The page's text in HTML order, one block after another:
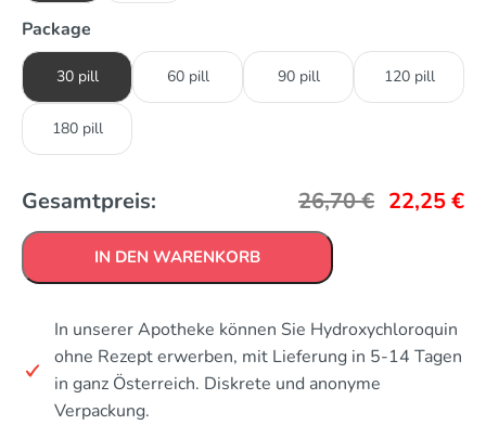
Package
30 pill 60 pill 90 pill 120 pill
180 pill
Gesamtpreis: 26,70€ 22,25€
IN DEN WARENKORB
In unserer Apotheke können Sie Hydroxychloroquin
ohne Rezept erwerben, mit Lieferung in 5-14 Tagen
in ganz Österreich. Diskrete und anonyme
Verpackung.